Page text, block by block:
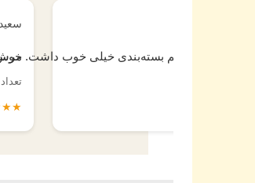
هم سریع رسید، هم بسته‌بندی خیلی خوب